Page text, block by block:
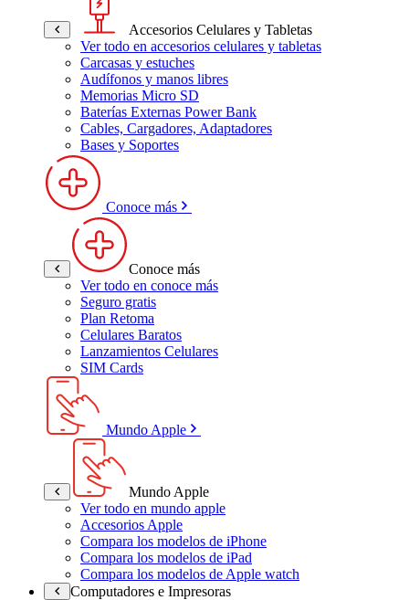
Accesorios Celulares y Tabletas
Ver todo en accesorios celulares y tabletas
Carcasas y estuches
Audífonos y manos libres
Memorias Micro SD
Baterías Externas Power Bank
Cables, Cargadores, Adaptadores
Bases y Soportes
Conoce más
Conoce más
Ver todo en conoce más
Seguro gratis
Plan Retoma
Celulares Baratos
Lanzamientos Celulares
SIM Cards
Mundo Apple
Mundo Apple
Ver todo en mundo apple
Accesorios Apple
Compara los modelos de iPhone
Compara los modelos de iPad
Compara los modelos de Apple watch
Computadores e Impresoras